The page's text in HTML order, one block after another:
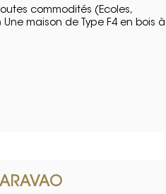
commodités (Ecoles,
Une maison de Type F4 en bois à